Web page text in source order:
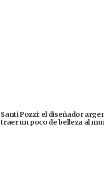
Santi Pozzi: el diseñador
traer un poco de belleza al